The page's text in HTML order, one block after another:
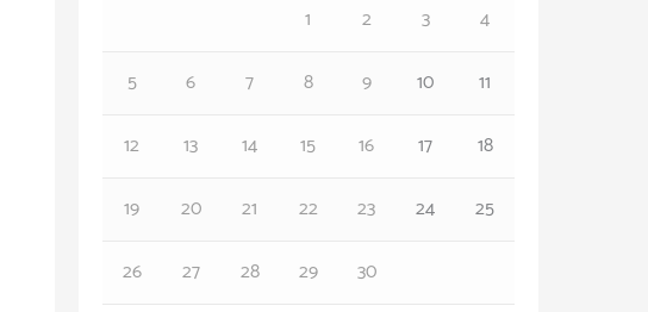
1
2 3
4
5
6 7 8 9 10
11
12
13 14 15 16 17
18
19
20 21 22 23 24
25
26
27 28 29 30